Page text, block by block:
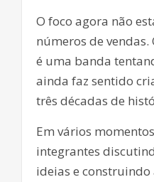
O foco agora não
números de vendas.
é uma banda
ainda faz sentido
três décadas de
Em vários
integrantes
ideias e